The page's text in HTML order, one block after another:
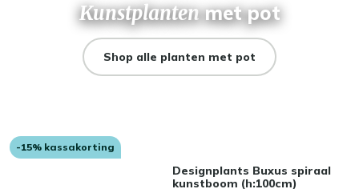
Kunstplantenmet pot
Shop alle planten met pot
-15% kassakorting
Designplants Buxus spiraal
kunstboom (h:100cm)